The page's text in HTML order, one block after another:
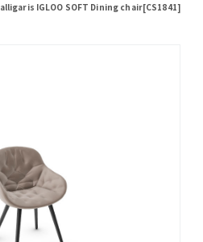
IGLOO SOFT Dining chair[CS1841]